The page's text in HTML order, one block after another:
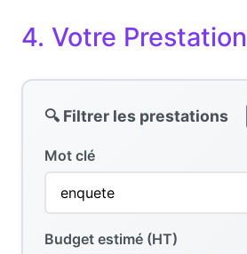
4. Votre Prestation
🔍 Filtrer les prestations
Mot clé
Budget estimé (HT)